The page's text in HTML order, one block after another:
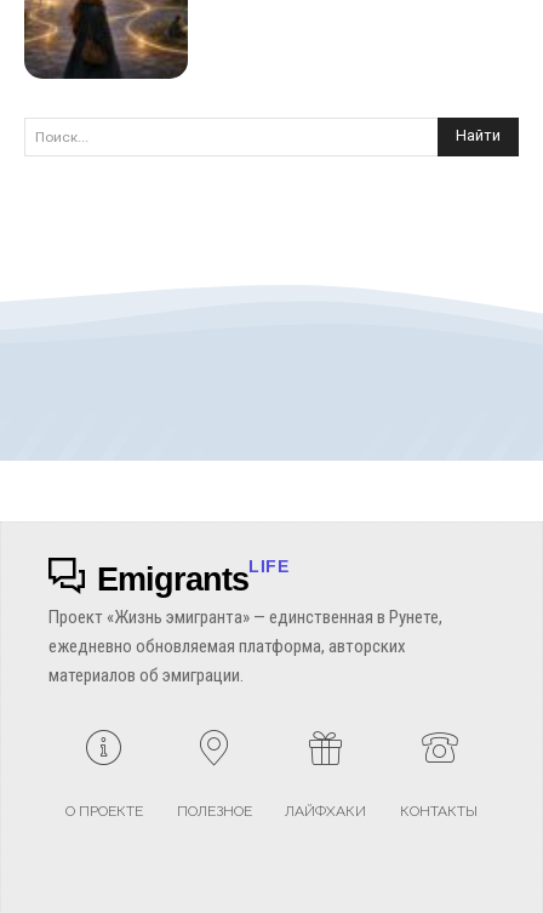
Поиск... Найти
EmigrantsLIFE
Проект «Жизнь эмигранта» — единственная в Рунете,
ежедневно обновляемая платформа, авторских
материалов об эмиграции.
О ПРОЕКТЕ ПОЛЕЗНОЕ ЛАЙФХАКИ КОНТАКТЫ